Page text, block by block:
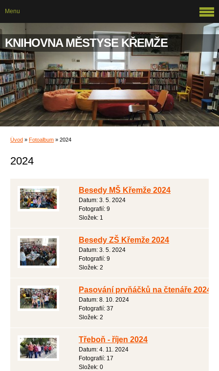
KNIHOVNA MĚSTYSE KŘEMŽE
Úvod » Fotoalbum » 2024
2024
Besedy MŠ Křemže 2024
Datum: 3. 5. 2024
Fotografií: 9
Složek: 1
Besedy ZŠ Křemže 2024
Datum: 3. 5. 2024
Fotografií: 9
Složek: 2
Pasování prvňáčků na čtenáře 2024
Datum: 8. 10. 2024
Fotografií: 37
Složek: 2
Třeboň - říjen 2024
Datum: 4. 11. 2024
Fotografií: 17
Složek: 0
Menu